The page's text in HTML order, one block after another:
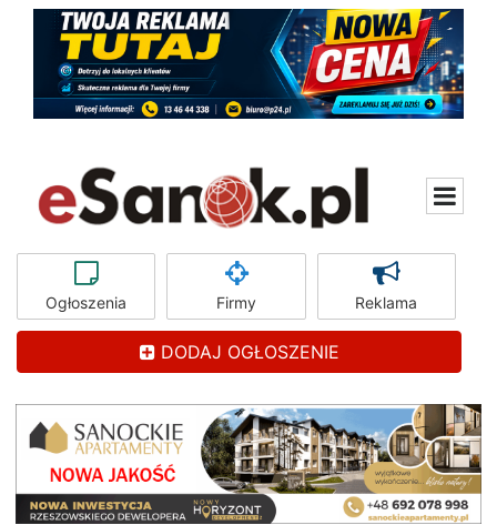
Ogłoszenia Firmy Reklama
DODAJ OGŁOSZENIE